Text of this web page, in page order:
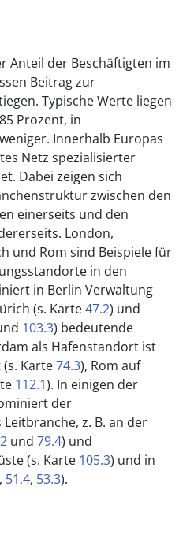
Anteil der Beschäftigten im
Beitrag zur
Typische Werte liegen
Prozent, in
Innerhalb Europas
Netz spezialisierter
Dabei zeigen sich
zwischen den
einerseits und den
London,
und Rom sind Beispiele für
in den
in Berlin Verwaltung
(s. Karte47.2) und
103.3) bedeutende
als Hafenstandort ist
Karte74.3), Rom auf
112.1). In einigen der
der
z. B. an der
und 79.4) und
(s. Karte 105.3) und in
, 51.4, 53.3).